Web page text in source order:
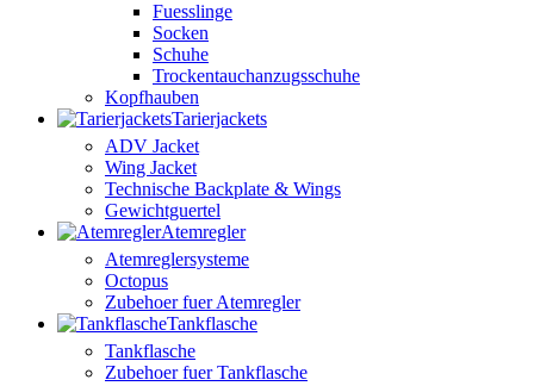
Fuesslinge
Socken
Schuhe
Trockentauchanzugsschuhe
Kopfhauben
Tarierjackets
ADV Jacket
Wing Jacket
Technische Backplate & Wings
Gewichtguertel
Atemregler
Atemreglersysteme
Octopus
Zubehoer fuer Atemregler
Tankflasche
Tankflasche
Zubehoer fuer Tankflasche